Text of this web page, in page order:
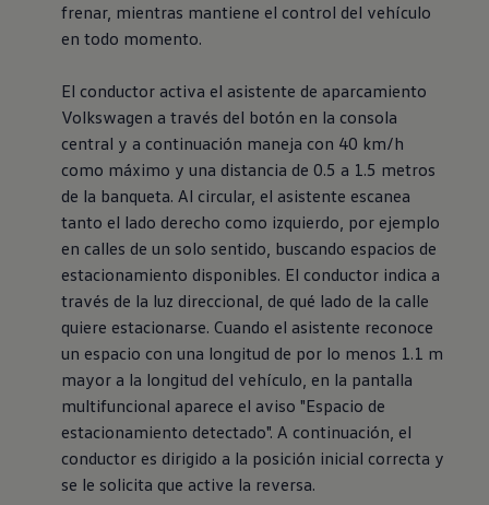
frenar, mientras mantiene el control del vehículo
en todo momento.
El conductor activa el asistente de aparcamiento
Volkswagen a través del botón en la consola
central y a continuación maneja con 40 km/h
como máximo y una distancia de 0.5 a 1.5 metros
de la banqueta. Al circular, el asistente escanea
tanto el lado derecho como izquierdo, por ejemplo
en calles de un solo sentido, buscando espacios de
estacionamiento disponibles. El conductor indica a
través de la luz direccional, de qué lado de la calle
quiere estacionarse. Cuando el asistente reconoce
un espacio con una longitud de por lo menos 1.1 m
mayor a la longitud del vehículo, en la pantalla
multifuncional aparece el aviso "Espacio de
estacionamiento detectado". A continuación, el
conductor es dirigido a la posición inicial correcta y
se le solicita que active la reversa.